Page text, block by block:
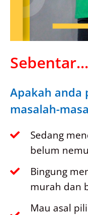
Sebentar...
Apakah anda
masalah-
Sedang
belum
Bingung
murah dan
Mau asal